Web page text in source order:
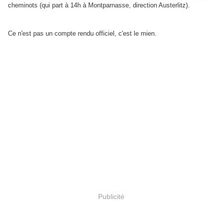
cheminots (qui part à 14h à Montparnasse, direction Austerlitz).
Ce n'est pas un compte rendu officiel, c'est le mien.
Publicité